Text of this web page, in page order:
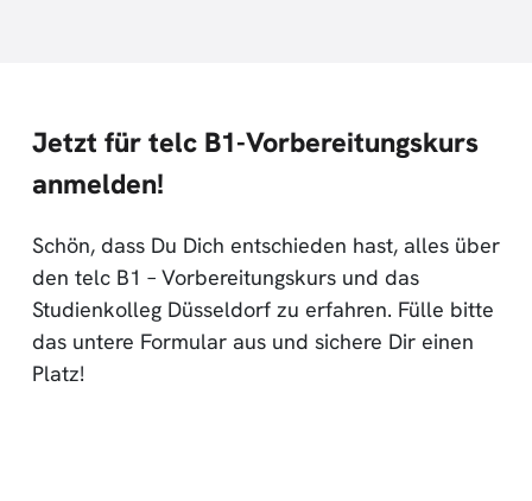
Jetzt für telc B1-Vorbereitungskurs
anmelden!
Schön, dass Du Dich entschieden hast, alles über
den telc B1 – Vorbereitungskurs und das
Studienkolleg Düsseldorf zu erfahren. Fülle bitte
das untere Formular aus und sichere Dir einen
Platz!